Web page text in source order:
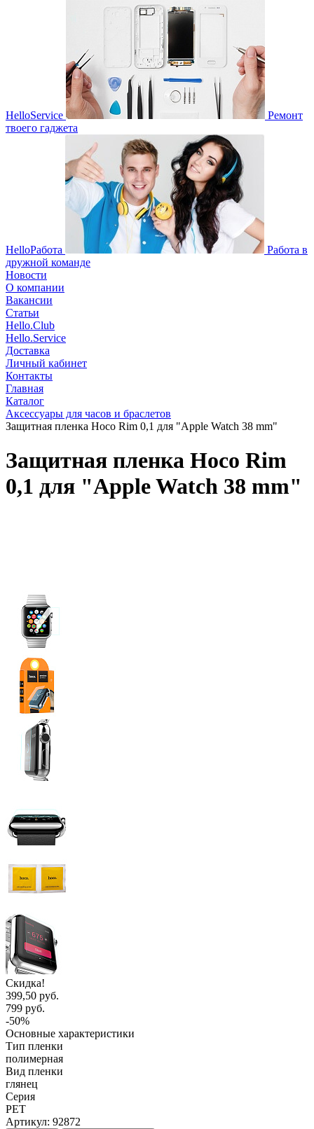
HelloService
Ремонт
твоего гаджета
HelloРабота
Работа в
дружной команде
Новости
О компании
Вакансии
Статьи
Hello.Club
Hello.Service
Доставка
Личный кабинет
Контакты
Главная
Каталог
Аксессуары для часов и браслетов
Защитная пленка Hoco Rim 0,1 для "Apple Watch 38 mm"
Защитная пленка Hoco Rim
0,1 для "Apple Watch 38 mm"
Скидка!
399,50 руб.
799 руб.
-50%
Основные характеристики
Тип пленки
полимерная
Вид пленки
глянец
Серия
PET
Артикул: 92872